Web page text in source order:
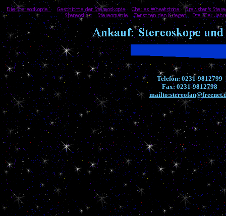
Telefon: 0231-9812799
Fax: 0231-9812798